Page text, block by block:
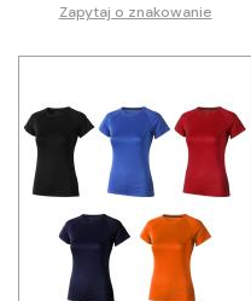
Zapytaj o znakowanie